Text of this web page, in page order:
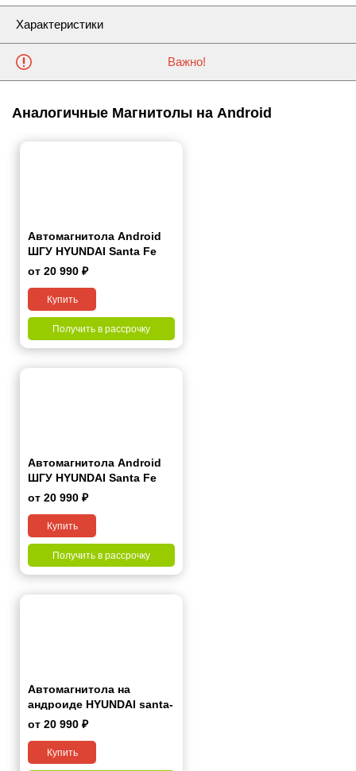
Характеристики
Важно!
Аналогичные Магнитолы на Android
Автомагнитола Android
ШГУ HYUNDAI Santa Fe
2006-2012 7"
от 20 990 ₽
Купить
Получить в рассрочку
Автомагнитола Android
ШГУ HYUNDAI Santa Fe
2006-2012 9"
от 20 990 ₽
Купить
Получить в рассрочку
Автомагнитола на
андроиде HYUNDAI santa-
FE 2000-2012
от 20 990 ₽
Купить